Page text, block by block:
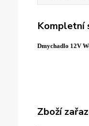
Kompletní
Dmychadlo 12V
Zboží